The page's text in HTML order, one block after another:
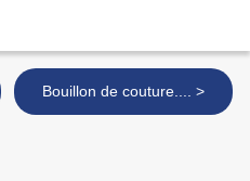
Bouillon de couture.... >